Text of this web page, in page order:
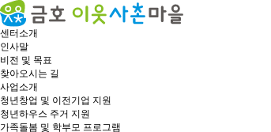
센터소개
인사말
비전 및 목표
찾아오시는 길
사업소개
청년창업 및 이전기업 지원
청년하우스 주거 지원
가족돌봄 및 학부모 프로그램